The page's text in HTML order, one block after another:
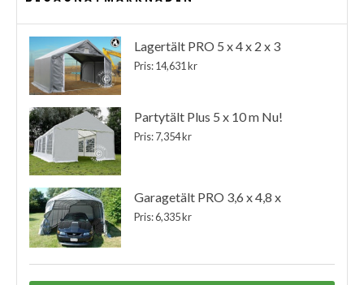
Lagertält PRO 5 x 4 x 2 x 3
Pris: 14,631 kr
Partytält Plus 5 x 10 m Nu!
Pris: 7,354 kr
Garagetält PRO 3,6 x 4,8 x
Pris: 6,335 kr